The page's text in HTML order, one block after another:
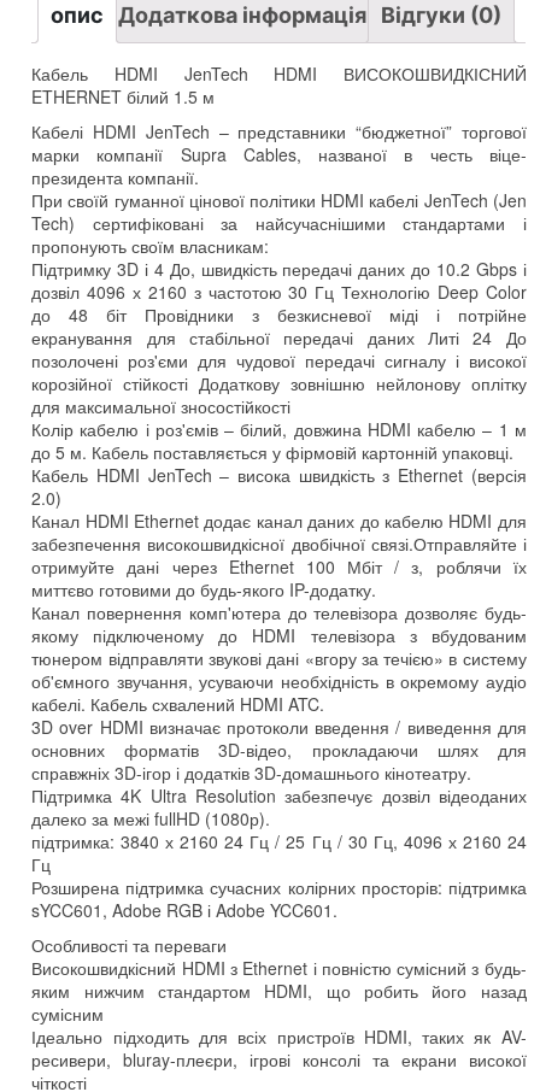
опис Додаткова інформація Відгуки (0)
Кабель HDMI JenTech HDMI ВИСОКОШВИДКІСНИЙ
ETHERNET білий 1.5 м
Кабелі HDMI JenTech – представники “бюджетної” торгової
марки компанії Supra Cables, названої в честь віце-
президента компанії.
При своїй гуманної цінової політики HDMI кабелі JenTech (Jen
Tech) сертифіковані за найсучаснішими стандартами і
пропонують своїм власникам:
Підтримку 3D і 4 До, швидкість передачі даних до 10.2 Gbps і
дозвіл 4096 х 2160 з частотою 30 Гц Технологію Deep Color
до 48 біт Провідники з безкисневої міді і потрійне
екранування для стабільної передачі даних Литі 24 До
позолочені роз'єми для чудової передачі сигналу і високої
корозійної стійкості Додаткову зовнішню нейлонову оплітку
для максимальної зносостійкості
Колір кабелю і роз'ємів – білий, довжина HDMI кабелю – 1 м
до 5 м. Кабель поставляється у фірмовій картонній упаковці.
Кабель HDMI JenTech – висока швидкість з Ethernet (версія
2.0)
Канал HDMI Ethernet додає канал даних до кабелю HDMI для
забезпечення високошвидкісної двобічної связі.Отправляйте і
отримуйте дані через Ethernet 100 Мбіт / з, роблячи їх
миттєво готовими до будь-якого IP-додатку.
Канал повернення комп'ютера до телевізора дозволяє будь-
якому підключеному до HDMI телевізора з вбудованим
тюнером відправляти звукові дані «вгору за течією» в систему
об'ємного звучання, усуваючи необхідність в окремому аудіо
кабелі. Кабель схвалений HDMI ATC.
3D over HDMI визначає протоколи введення / виведення для
основних форматів 3D-відео, прокладаючи шлях для
справжніх 3D-ігор і додатків 3D-домашнього кінотеатру.
Підтримка 4K Ultra Resolution забезпечує дозвіл відеоданих
далеко за межі fullHD (1080р).
підтримка: 3840 х 2160 24 Гц / 25 Гц / 30 Гц, 4096 х 2160 24
Гц
Розширена підтримка сучасних колірних просторів: підтримка
sYCC601, Adobe RGB і Adobe YCC601.
Особливості та переваги
Високошвидкісний HDMI з Ethernet і повністю сумісний з будь-
яким нижчим стандартом HDMI, що робить його назад
сумісним
Ідеально підходить для всіх пристроїв HDMI, таких як AV-
ресивери, bluray-плеєри, ігрові консолі та екрани високої
чіткості